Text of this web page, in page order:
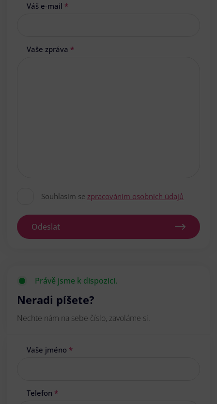
Váš e-mail *
Vaše zpráva *
Souhlasím se zpracováním osobních údajů
Odeslat
Právě jsme k dispozici.
Neradi píšete?
Nechte nám na sebe číslo, zavoláme si.
Vaše jméno *
Telefon *